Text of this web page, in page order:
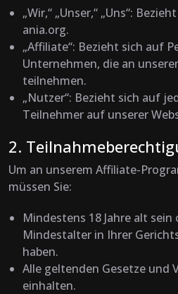
„Wir,“ „Unser,“ „Uns“:
ania.org.
„Affiliate“: Bezieht sich auf
Unternehmen, die an
teilnehmen.
„Nutzer“: Bezieht sich auf
Teilnehmer auf unserer
2.
Um an unserem Affiliate-
müssen Sie:
Mindestens 18 Jahre alt
Mindestalter in Ihrer
haben.
Alle geltenden Gesetze und
einhalten.